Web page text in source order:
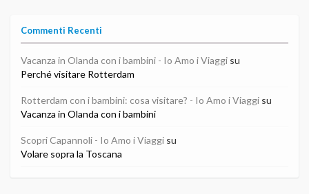
Commenti Recenti
Vacanza in Olanda con i bambini - Io Amo i Viaggi su
Perché visitare Rotterdam
Rotterdam con i bambini: cosa visitare? - Io Amo i Viaggi su
Vacanza in Olanda con i bambini
Scopri Capannoli - Io Amo i Viaggi su
Volare sopra la Toscana